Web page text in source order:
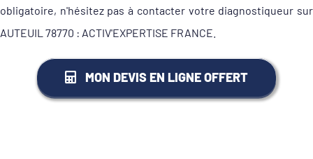
obligatoire, n'hésitez pas à contacter votre diagnostiqueur sur
AUTEUIL 78770 : ACTIV'EXPERTISE FRANCE.
MON DEVIS EN LIGNE OFFERT